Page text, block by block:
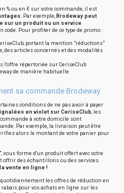
% ou en € sur votre commande, il est
. Par exemple, Brodeway peut
sur un produit ou un service
Pour profiter de ce type de promo :
portant la mention "réductions"
des articles concernés et des modalités
l'offre répertoriée sur CeriseClub
de manière habituelle
sa commande Brodeway
conditions de ne pas avoir à payer
en violet sur CeriseClub, les
à votre domicile sont
Par exemple, la livraison peut être
alors le montant de votre panier pour
sous forme d'un produit offert avec votre
offrir des échantillons ou des services.
vente en ligne !
les offres de réduction en
pour vos achats en ligne sur les